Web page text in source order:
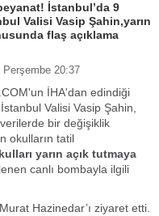
İstanbul’da 9
Valisi Vasip Şahin,yarın
flaş açıklama
20:37
İHA'dan edindiği
Valisi Vasip Şahin,
bir değişiklik
okulların tatil
yarın açık tutmaya
canlı bombayla ilgili
Hazinedar’ı ziyaret etti.